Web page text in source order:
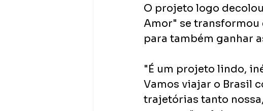
O projeto logo
Amor​" se transformou
para também ganhar
​"É um projeto lindo,
Vamos viajar o Brasil
trajetórias tanto